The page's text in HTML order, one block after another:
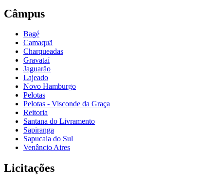
Câmpus
Bagé
Camaquã
Charqueadas
Gravataí
Jaguarão
Lajeado
Novo Hamburgo
Pelotas
Pelotas - Visconde da Graça
Reitoria
Santana do Livramento
Sapiranga
Sapucaia do Sul
Venâncio Aires
Licitações